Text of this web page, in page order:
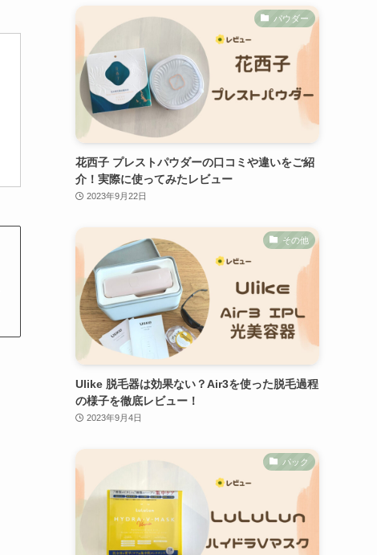
パウダー
花西子 プレストパウダーの口コミや違いをご紹
介！実際に使ってみたレビュー
2023年9月22日
その他
Ulike 脱毛器は効果ない？Air3を使った脱毛過程
の様子を徹底レビュー！
2023年9月4日
パック